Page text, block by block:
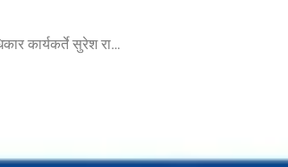
सामाजिक कार्यकर्ते दादु मांगडे व माहिती अधिकार कार्यकर्ते सुरेश राव यादव यांच्या पाठपुरावा ने वाघळवाडी सोमेश्वर नगर ग्रामपंचायत व ग्रामसेवक यांची चौकशी आदेश?